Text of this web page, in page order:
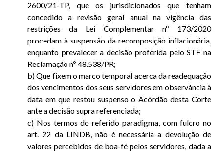
2600/21-TP, que os jurisdicionados que tenham
concedido a revisão geral anual na vigência das
restrições da Lei Complementar nº 173/2020
procedam à suspensão da recomposição inflacionária,
enquanto prevalecer a decisão proferida pelo STF na
Reclamação nº 48.538/PR;
b) Que fixem o marco temporal acerca da readequação
dos vencimentos dos seus servidores em observância à
data em que restou suspenso o Acórdão desta Corte
ante a decisão supra referenciada;
c) Nos termos do referido paradigma, com fulcro no
art. 22 da LINDB, não é necessária a devolução de
valores percebidos de boa-fé pelos servidores, dada a